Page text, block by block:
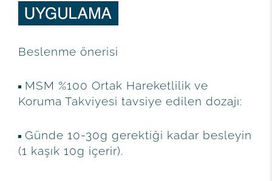
Beslenme önerisi
MSM %100 Ortak Hareketlilik ve
Koruma Takviyesi tavsiye edilen dozajı:
Günde 10-30g gerektiği kadar besleyin
(1 kaşık 10g içerir).